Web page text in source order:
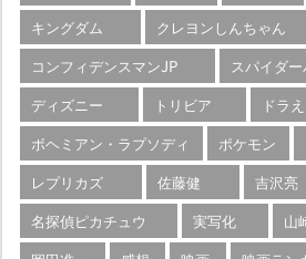
キングダム
クレヨンしんちゃん
コンフィデンスマンJP
スパイダ
ディズニー
トリビア ドラ
ボヘミアン・ラプソディ
ポケモン
レプリカズ
佐藤健 吉沢亮
名探偵ピカチュウ
実写化 山